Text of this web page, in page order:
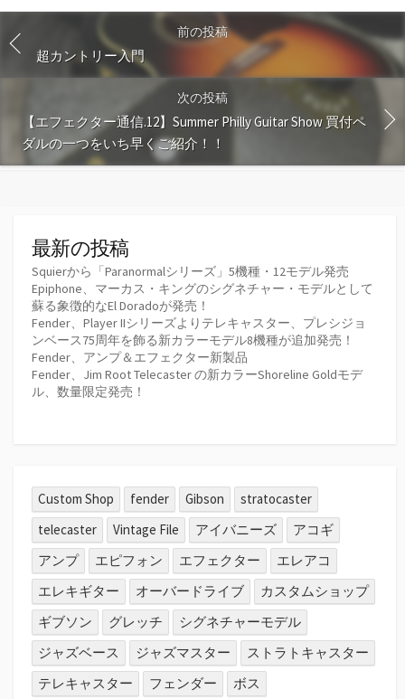
前の投稿
超カントリー入門
次の投稿
【エフェクター通信.12】Summer Philly Guitar Show 買付ペ
ダルの一つをいち早くご紹介！！
最新の投稿
Squierから「Paranormalシリーズ」5機種・12モデル発売
Epiphone、マーカス・キングのシグネチャー・モデルとして
蘇る象徴的なEl Doradoが発売！
Fender、Player IIシリーズよりテレキャスター、プレシジョ
ンベース75周年を飾る新カラーモデル8機種が追加発売！
Fender、アンプ＆エフェクター新製品
Fender、Jim Root Telecaster の新カラーShoreline Goldモデ
ル、数量限定発売！
Custom Shop fender Gibson
stratocaster
telecaster
Vintage File アイバニーズ
アコギ
アンプ
エピフォン エフェクター
エレアコ
エレキギター
オーバードライブ
カスタムショップ
ギブソン
グレッチ
シグネチャーモデル
ジャズベース
ジャズマスター
ストラトキャスター
テレキャスター
フェンダー ボス